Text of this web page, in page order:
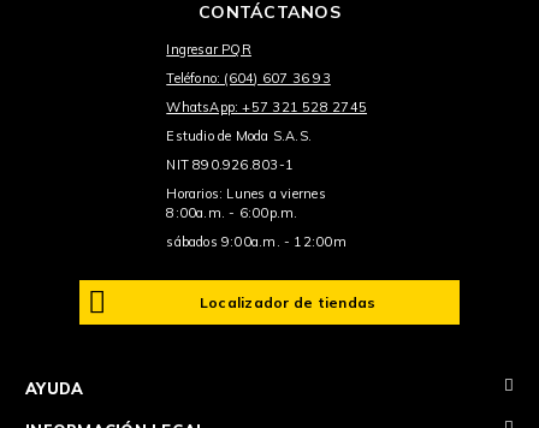
CONTÁCTANOS
Ingresar PQR
Teléfono: (604) 607 36 93
WhatsApp: +57 321 528 2745
Estudio de Moda S.A.S.
NIT 890.926.803-1
Horarios: Lunes a viernes
8:00a.m. - 6:00p.m.
sábados 9:00a.m. - 12:00m
Localizador de tiendas
AYUDA +